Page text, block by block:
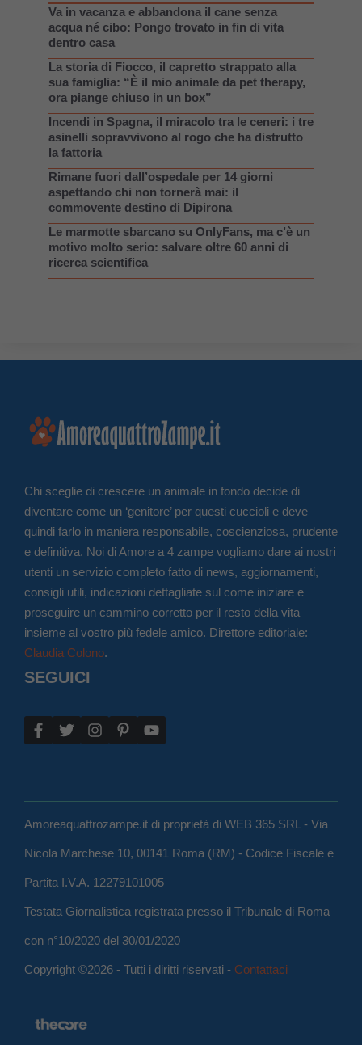
Va in vacanza e abbandona il cane senza
acqua né cibo: Pongo trovato in fin di vita
dentro casa
La storia di Fiocco, il capretto strappato alla
sua famiglia: “È il mio animale da pet therapy,
ora piange chiuso in un box”
Incendi in Spagna, il miracolo tra le ceneri: i tre
asinelli sopravvivono al rogo che ha distrutto
la fattoria
Rimane fuori dall’ospedale per 14 giorni
aspettando chi non tornerà mai: il
commovente destino di Dipirona
Le marmotte sbarcano su OnlyFans, ma c’è un
motivo molto serio: salvare oltre 60 anni di
ricerca scientifica
Chi sceglie di crescere un animale in fondo decide di
diventare come un ‘genitore’ per questi cuccioli e deve
quindi farlo in maniera responsabile, coscienziosa, prudente
e definitiva. Noi di Amore a 4 zampe vogliamo dare ai nostri
utenti un servizio completo fatto di news, aggiornamenti,
consigli utili, indicazioni dettagliate sul come iniziare e
proseguire un cammino corretto per il resto della vita
insieme al vostro più fedele amico. Direttore editoriale:
Claudia Colono.
SEGUICI
Amoreaquattrozampe.it di proprietà di WEB 365 SRL - Via
Nicola Marchese 10, 00141 Roma (RM) - Codice Fiscale e
Partita I.V.A. 12279101005
Testata Giornalistica registrata presso il Tribunale di Roma
con n°10/2020 del 30/01/2020
Copyright ©2026 - Tutti i diritti riservati - Contattaci